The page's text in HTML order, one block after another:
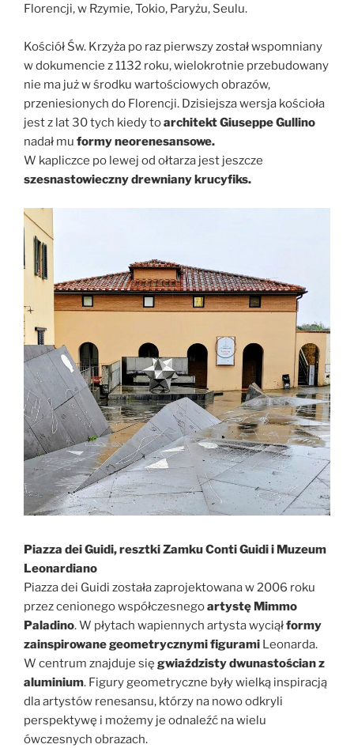
Florencji, w Rzymie, Tokio, Paryżu, Seulu.
Kościół Św. Krzyża po raz pierwszy został wspomniany
w dokumencie z 1132 roku, wielokrotnie przebudowany
nie ma już w środku wartościowych obrazów,
przeniesionych do Florencji. Dzisiejsza wersja kościoła
jest z lat 30 tych kiedy toarchitekt Giuseppe Gullino
nadał mu formy neorenesansowe.
W kapliczce po lewej od ołtarza jest jeszcze
szesnastowieczny drewniany krucyfiks.
Piazza dei Guidi, resztki Zamku Conti Guidi i Muzeum
Leonardiano
Piazza dei Guidi została zaprojektowana w 2006 roku
przez cenionego współczesnegoartystę Mimmo
Paladino. W płytach wapiennych artysta wyciąłformy
zainspirowane geometrycznymi figurami Leonarda.
W centrum znajduje się gwiaździsty dwunastościan z
aluminium. Figury geometryczne były wielką inspiracją
dla artystów renesansu, którzy na nowo odkryli
perspektywę i możemy je odnaleźć na wielu
ówczesnych obrazach.